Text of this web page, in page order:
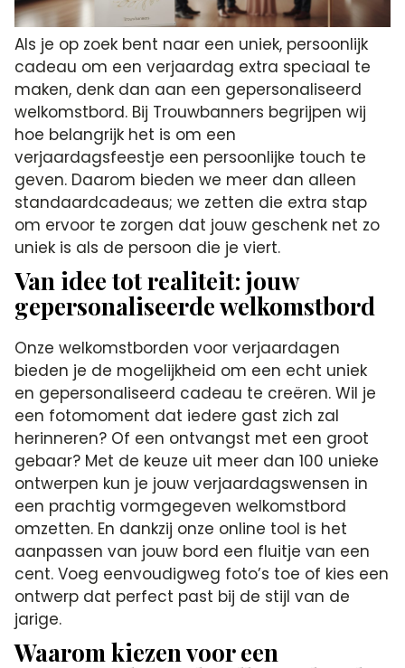
Als je op zoek bent naar een uniek, persoonlijk
cadeau om een verjaardag extra speciaal te
maken, denk dan aan een gepersonaliseerd
welkomstbord. Bij Trouwbanners begrijpen wij
hoe belangrijk het is om een
verjaardagsfeestje een persoonlijke touch te
geven. Daarom bieden we meer dan alleen
standaardcadeaus; we zetten die extra stap
om ervoor te zorgen dat jouw geschenk net zo
uniek is als de persoon die je viert.
Van idee tot realiteit: jouw
gepersonaliseerde welkomstbord
Onze welkomstborden voor verjaardagen
bieden je de mogelijkheid om een echt uniek
en gepersonaliseerd cadeau te creëren. Wil je
een fotomoment dat iedere gast zich zal
herinneren? Of een ontvangst met een groot
gebaar? Met de keuze uit meer dan 100 unieke
ontwerpen kun je jouw verjaardagswensen in
een prachtig vormgegeven welkomstbord
omzetten. En dankzij onze online tool is het
aanpassen van jouw bord een fluitje van een
cent. Voeg eenvoudigweg foto’s toe of kies een
ontwerp dat perfect past bij de stijl van de
jarige.
Waarom kiezen voor een